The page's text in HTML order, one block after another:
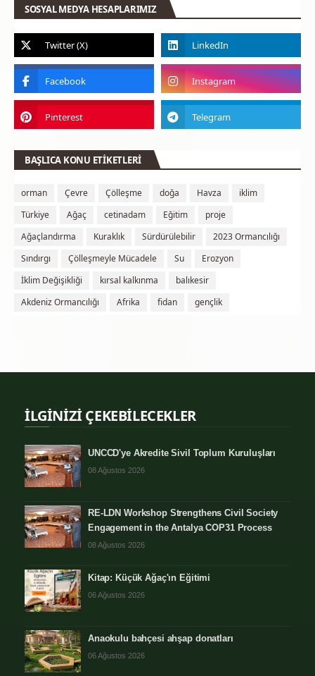
SOSYAL MEDYA HESAPLARIMIZ
BAŞLICA KONU ETİKETLERİ
orman Çevre Çölleşme doğa Havza
iklim
Türkiye
Ağaç cetinadam Eğitim
proje
Ağaçlandırma
Kuraklık Sürdürülebilir
2023 Ormancılığı
Sındırgı
Çölleşmeyle Mücadele Su
Erozyon
İklim Değişikliği
kırsal kalkınma
balıkesir
Akdeniz Ormancılığı
Afrika fidan gençlik
İLGİNİZİ ÇEKEBİLECEKLER
UNCCD'ye Akredite Sivil Toplum Kuruluşları
08 Ağustos 2026
RE-LDN Workshop Strengthens Civil Society
Engagement in the Antalya COP31 Process
08 Ağustos 2026
Kitap: Küçük Ağaç'ın Eğitimi
06 Ağustos 2026
Anaokulu bahçesi ahşap donatları
06 Ağustos 2026